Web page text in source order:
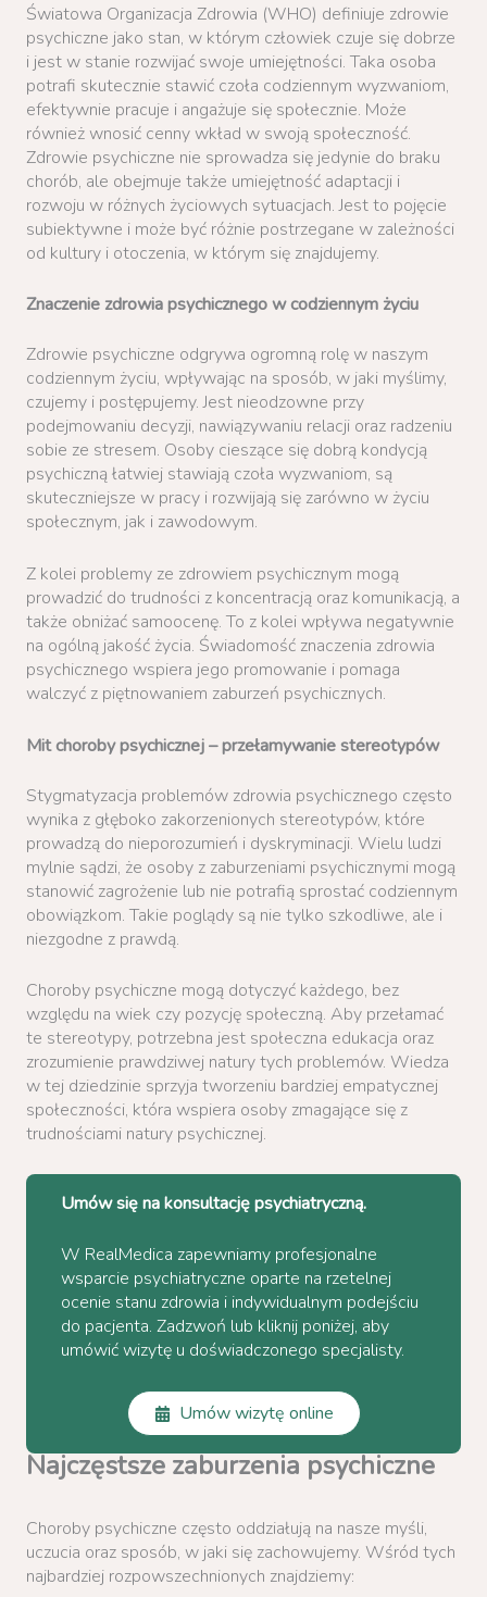
Światowa Organizacja Zdrowia (WHO) definiuje zdrowie
psychiczne jako stan, w którym człowiek czuje się dobrze
i jest w stanie rozwijać swoje umiejętności. Taka osoba
potrafi skutecznie stawić czoła codziennym wyzwaniom,
efektywnie pracuje i angażuje się społecznie. Może
również wnosić cenny wkład w swoją społeczność.
Zdrowie psychiczne nie sprowadza się jedynie do braku
chorób, ale obejmuje także umiejętność adaptacji i
rozwoju w różnych życiowych sytuacjach. Jest to pojęcie
subiektywne i może być różnie postrzegane w zależności
od kultury i otoczenia, w którym się znajdujemy.
Znaczenie zdrowia psychicznego w codziennym życiu
Zdrowie psychiczne odgrywa ogromną rolę w naszym
codziennym życiu, wpływając na sposób, w jaki myślimy,
czujemy i postępujemy. Jest nieodzowne przy
podejmowaniu decyzji, nawiązywaniu relacji oraz radzeniu
sobie ze stresem. Osoby cieszące się dobrą kondycją
psychiczną łatwiej stawiają czoła wyzwaniom, są
skuteczniejsze w pracy i rozwijają się zarówno w życiu
społecznym, jak i zawodowym.
Z kolei problemy ze zdrowiem psychicznym mogą
prowadzić do trudności z koncentracją oraz komunikacją, a
także obniżać samoocenę. To z kolei wpływa negatywnie
na ogólną jakość życia. Świadomość znaczenia zdrowia
psychicznego wspiera jego promowanie i pomaga
walczyć z piętnowaniem zaburzeń psychicznych.
Mit choroby psychicznej – przełamywanie stereotypów
Stygmatyzacja problemów zdrowia psychicznego często
wynika z głęboko zakorzenionych stereotypów, które
prowadzą do nieporozumień i dyskryminacji. Wielu ludzi
mylnie sądzi, że osoby z zaburzeniami psychicznymi mogą
stanowić zagrożenie lub nie potrafią sprostać codziennym
obowiązkom. Takie poglądy są nie tylko szkodliwe, ale i
niezgodne z prawdą.
Choroby psychiczne mogą dotyczyć każdego, bez
względu na wiek czy pozycję społeczną. Aby przełamać
te stereotypy, potrzebna jest społeczna edukacja oraz
zrozumienie prawdziwej natury tych problemów. Wiedza
w tej dziedzinie sprzyja tworzeniu bardziej empatycznej
społeczności, która wspiera osoby zmagające się z
trudnościami natury psychicznej.
Umów się na konsultację psychiatryczną.
W RealMedica zapewniamy profesjonalne
wsparcie psychiatryczne oparte na rzetelnej
ocenie stanu zdrowia i indywidualnym podejściu
do pacjenta. Zadzwoń lub kliknij poniżej, aby
umówić wizytę u doświadczonego specjalisty.
Umów wizytę online
Najczęstsze zaburzenia psychiczne
Choroby psychiczne często oddziałują na nasze myśli,
uczucia oraz sposób, w jaki się zachowujemy. Wśród tych
najbardziej rozpowszechnionych znajdziemy: